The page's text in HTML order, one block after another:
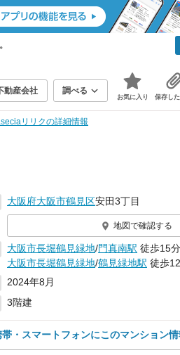
動産会社 調べる
お気に入り 保存し
リリクの詳細情報
大阪府大阪市鶴見区安田3丁目
地図で確認する
大阪市長堀鶴見緑地/門真南駅 徒歩15分
大阪市長堀鶴見緑地/鶴見緑地駅 徒歩
2024年8月
3階建
帯・スマートフォンにこのマンション